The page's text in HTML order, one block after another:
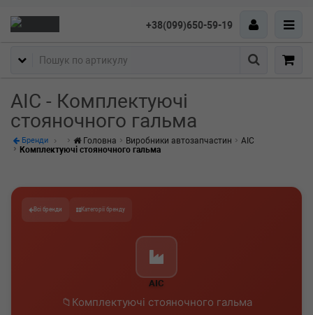
+38(099)650-59-19
Пошук
AIC - Комплектуючі
стояночного гальма
Бренди Головна Виробники автозапчастин
AIC
Комплектуючі стояночного гальма
Всі бренди Категорії бренду
AIC
Комплектуючі стояночного гальма